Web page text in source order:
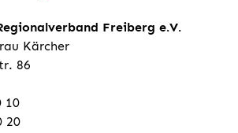
Freiberg e.V.
Kärcher
86
10
20